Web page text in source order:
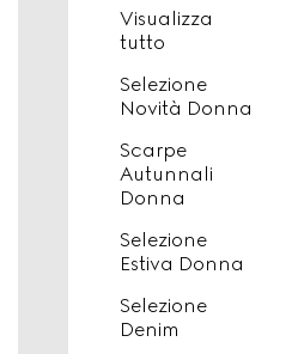
Visualizza
tutto
Selezione
Novità Donna
Scarpe
Autunnali
Donna
Selezione
Estiva Donna
Selezione
Denim